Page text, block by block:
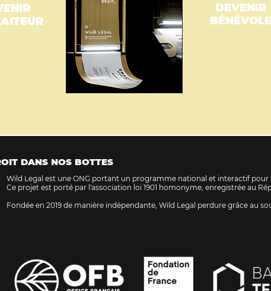
DEVENIR
BÉNÉVOLE
DANS NOS BOTTES
Wild Legal est une ONG portant un programme national et interactif
Ce projet est porté par l'association loi 1901 homonyme, enregistrée au
Fondée en 2019 de manière indépendante, Wild Legal perdure grâce au